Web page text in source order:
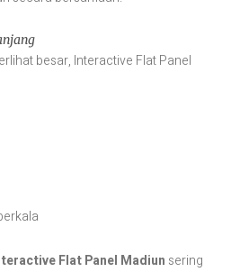
besar, Interactive Flat Panel
Flat Panel Madiun sering